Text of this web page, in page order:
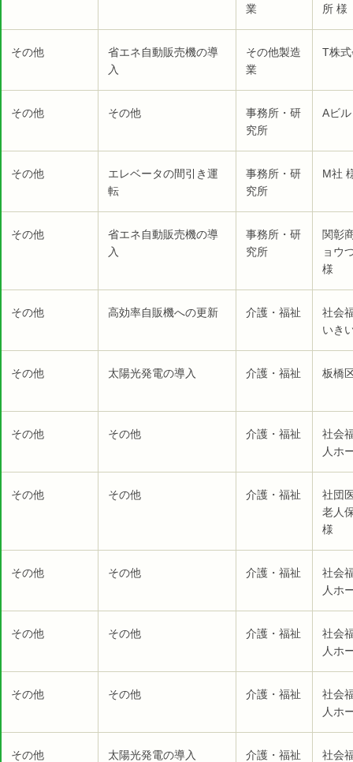
業
所 様
その他
省エネ自動販売機の導
入
その他製造
業
T株
その他 その他
事務所・研
究所
Aビ
その他
エレベータの間引き運
転
事務所・研
究所
M社
その他
省エネ自動販売機の導
入
事務所・研
究所
関彰
ョウ
様
その他 高効率自販機への更新 介護・福祉
社会
いき
その他 太陽光発電の導入 介護・福祉 板橋
その他 その他 介護・福祉
社会
人ホ
その他 その他 介護・福祉
社団
老人
様
その他 その他 介護・福祉
社会
人ホ
その他 その他 介護・福祉
社会
人ホ
その他 その他 介護・福祉
社会
人ホ
その他 太陽光発電の導入 介護・福祉
社会